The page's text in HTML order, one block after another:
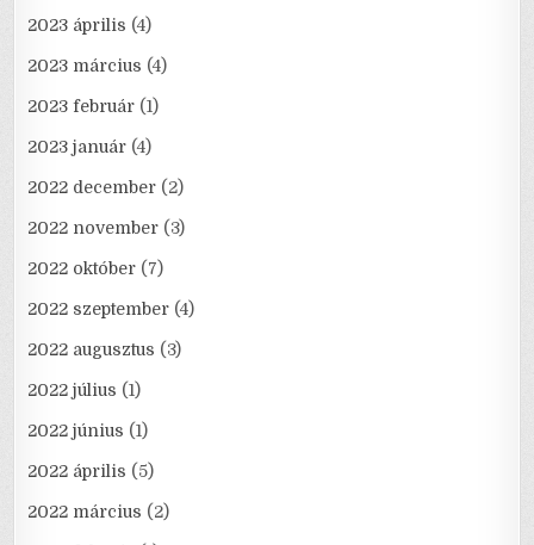
2023 április (4)
2023 március (4)
2023 február (1)
2023 január (4)
2022 december (2)
2022 november (3)
2022 október (7)
2022 szeptember (4)
2022 augusztus (3)
2022 július (1)
2022 június (1)
2022 április (5)
2022 március (2)